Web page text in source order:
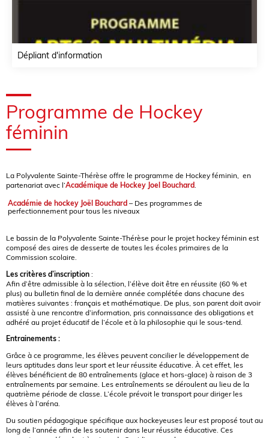
Dépliant d'information
Programme de Hockey
féminin
La Polyvalente Sainte-Thérèse offre le programme de Hockey féminin en
partenariat avec l’Académique de Hockey Joel Bouchard
Académie de hockey Joël Bouchard – Des programmes de
perfectionnement pour tous les niveaux
Le bassin de la Polyvalente Sainte-Thérèse pour le projet hockey féminin est
composé des aires de desserte de toutes les écoles primaires de la
Commission scolaire.
Les critères d’inscription :
Afin d’être admissible à la sélection, l’élève doit être en réussite (60 % et
plus) au bulletin final de la dernière année complétée dans chacune des
matières suivantes : français et mathématique. De plus, son parent doit avoir
assisté à une rencontre d’information, pris connaissance des obligations et
adhéré au projet éducatif de l’école et à la philosophie qui le sous-tend.
Entrainements :
Grâce à ce programme, les élèves peuvent concilier le développement de
leurs aptitudes dans leur sport et leur réussite éducative. À cet effet, les
élèves bénéficient de 80 entraînements (glace et hors-glace) à raison de 3
entraînements par semaine. Les entraînements se déroulent au lieu de la
quatrième période de classe. L’école prévoit le transport pour diriger les
élèves à l’aréna.
Du soutien pédagogique spécifique aux hockeyeuses leur est proposé tout au
long de l’année afin de les soutenir dans leur réussite éducative. Ces